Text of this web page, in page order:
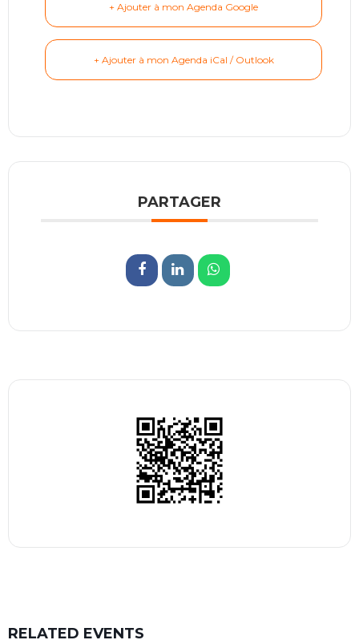
+ Ajouter à mon Agenda Google
+ Ajouter à mon Agenda iCal / Outlook
PARTAGER
RELATED EVENTS